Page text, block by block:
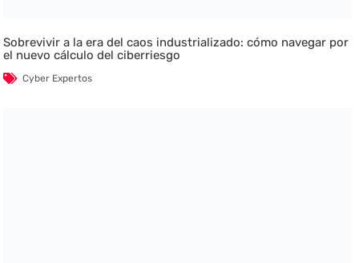
Sobrevivir a la era del caos industrializado: cómo navegar por
el nuevo cálculo del ciberriesgo
Cyber Expertos